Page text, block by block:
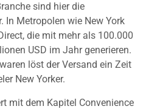
sind hier die
In Metropolen wie New York
die mit mehr als 100.000
USD im Jahr generieren.
löst der Versand ein Zeit
New Yorker.
mit dem Kapitel Convenience